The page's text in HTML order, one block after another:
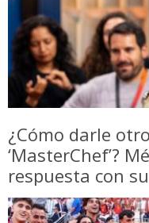
¿Cómo darle
‘MasterChef’?
respuesta con